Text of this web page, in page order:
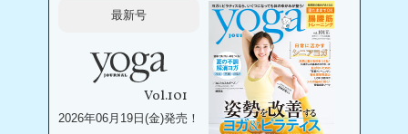
最新号
Vol.101
2026年06月19日(金)発売！